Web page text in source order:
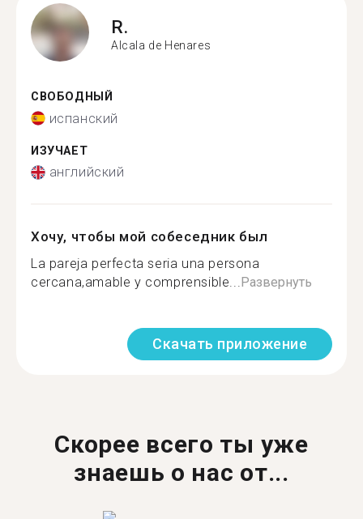
R.
Alcala de Henares
СВОБОДНЫЙ
испанский
ИЗУЧАЕТ
английский
Хочу, чтобы мой собеседник был
La pareja perfecta seria una persona
cercana,amable y comprensible...Развернуть
Скачать приложение
Скорее всего ты уже
знаешь о нас от...